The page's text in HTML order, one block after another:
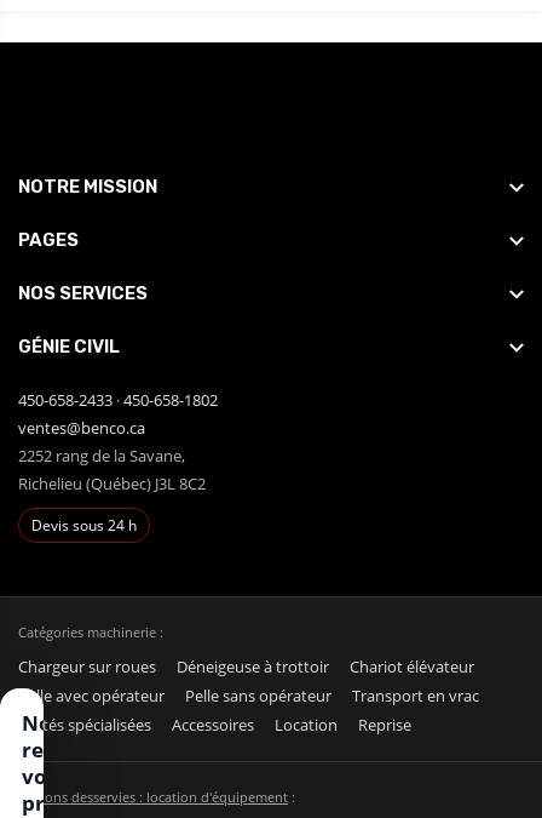
NOTRE MISSION
PAGES
NOS SERVICES
GÉNIE CIVIL
450-658-2433 ·450-658-1802
ventes@benco.ca
2252 rang de la Savane,
Richelieu (Québec) J3L 8C2
Devis sous 24 h
Catégories machinerie :
Chargeur sur roues Déneigeuse à trottoir
Chariot élévateur
Pelle avec opérateur
Pelle sans opérateur
Transport en vrac
Unités spécialisées
Accessoires Location Reprise
Régions desservies : location d'équipement :
Nous
respectons
votre vie
privée